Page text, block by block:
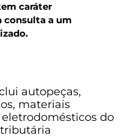
caráter
a um
autopeças,
materiais
do